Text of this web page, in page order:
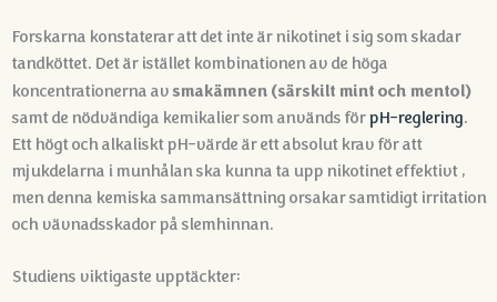
Forskarna konstaterar att det inte är nikotinet i sig som skadar
tandköttet. Det är istället kombinationen av de höga
koncentrationerna av smakämnen (särskilt mint och mentol)
samt de nödvändiga kemikalier som används förpH-reglering.
Ett högt och alkaliskt pH-värde är ett absolut krav för att
mjukdelarna i munhålan ska kunna ta upp nikotinet effektivt ,
men denna kemiska sammansättning orsakar samtidigt irritation
och vävnadsskador på slemhinnan.
Studiens viktigaste upptäckter: